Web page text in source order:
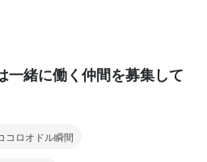
緒に働く仲間を募集して
コロオドル瞬間